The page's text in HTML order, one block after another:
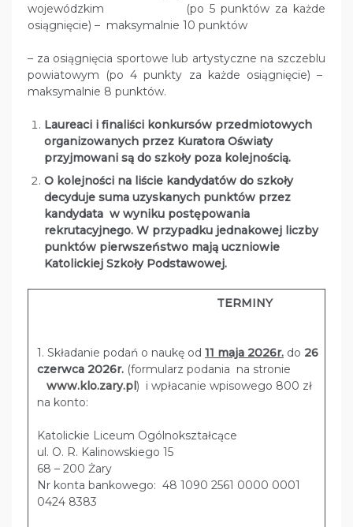
wojewódzkim (po 5 punktów za każde
osiągnięcie) – maksymalnie 10 punktów
– za osiągnięcia sportowe lub artystyczne na szczeblu
powiatowym (po 4 punkty za każde osiągnięcie) –
maksymalnie 8 punktów.
Laureaci i finaliści konkursów przedmiotowych
organizowanych przez Kuratora Oświaty
przyjmowani są do szkoły poza kolejnością.
O kolejności na liście kandydatów do szkoły
decyduje suma uzyskanych punktów przez
kandydata w wyniku postępowania
rekrutacyjnego. W przypadku jednakowej liczby
punktów pierwszeństwo mają uczniowie
Katolickiej Szkoły Podstawowej.
TERMINY
1. Składanie podań o naukę od 11 maja 2026r. do 26
czerwca 2026r. (formularz podania na stronie
www.klo.zary.pl) i wpłacanie wpisowego 800 zł
na konto:
Katolickie Liceum Ogólnokształcące
ul. O. R. Kalinowskiego 15
68 – 200 Żary
Nr konta bankowego: 48 1090 2561 0000 0001
0424 8383